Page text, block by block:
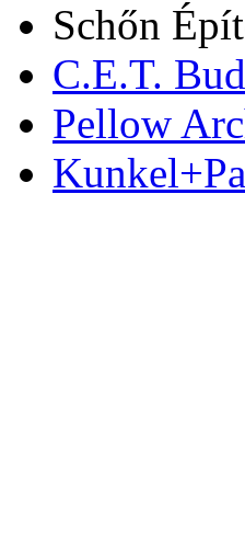
Schőn
C.E.T.
Pellow